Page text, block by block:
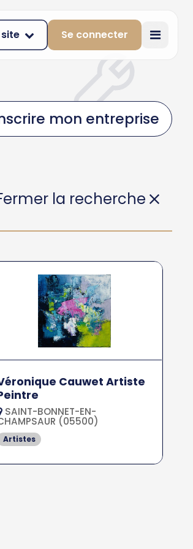
Se connecter
mon entreprise
la recherche
Cauwet Artiste
SAINT-BONNET-EN-
(05500)
Artistes